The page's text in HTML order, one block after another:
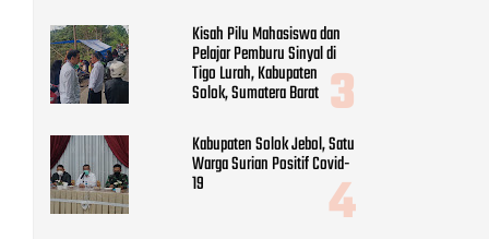
Kisah Pilu Mahasiswa dan
Pelajar Pemburu Sinyal di
Tigo Lurah, Kabupaten
Solok, Sumatera Barat
Kabupaten Solok Jebol, Satu
Warga Surian Positif Covid-
19